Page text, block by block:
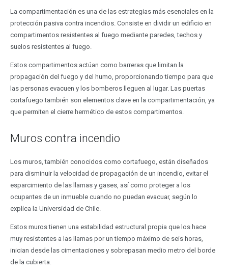
La compartimentación es una de las estrategias más esenciales en la
protección pasiva contra incendios. Consiste en dividir un edificio en
compartimentos resistentes al fuego mediante paredes, techos y
suelos resistentes al fuego.
Estos compartimentos actúan como barreras que limitan la
propagación del fuego y del humo, proporcionando tiempo para que
las personas evacuen y los bomberos lleguen al lugar. Las puertas
cortafuego también son elementos clave en la compartimentación, ya
que permiten el cierre hermético de estos compartimentos.
Muros contra incendio
Los muros, también conocidos como cortafuego, están diseñados
para disminuir la velocidad de propagación de un incendio, evitar el
esparcimiento de las llamas y gases, así como proteger a los
ocupantes de un inmueble cuando no puedan evacuar, según lo
explica la Universidad de Chile.
Estos muros tienen una estabilidad estructural propia que los hace
muy resistentes a las llamas por un tiempo máximo de seis horas,
inician desde las cimentaciones y sobrepasan medio metro del borde
de la cubierta.